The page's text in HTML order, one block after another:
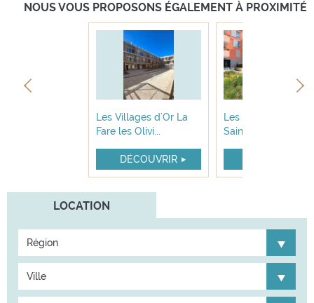
NOUS VOUS PROPOSONS ÉGALEMENT À PROXIMITÉ
Les Villages d'Or La
Fare les Olivi...
DÉCOUVRIR
Les Villages d'Or
Saint Martin d...
LOCATION
Région
Ville